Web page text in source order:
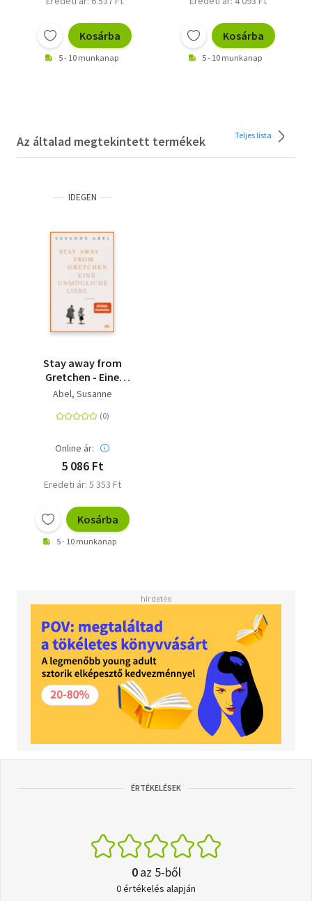
Kosárba
5 - 10 munkanap
Kosárba
5 - 10 munkanap
Az általad megtekintett termékek Teljes lista
IDEGEN
Stay away from
Gretchen - Eine
unmögliche Liebe -
SPIEGEL-Bestseller
Abel, Susanne
Online ár:
5 086 Ft
Eredeti ár: 5 353 Ft
Kosárba
5 - 10 munkanap
ÉRTÉKELÉSEK
0az 5-ből
0 értékelés alapján